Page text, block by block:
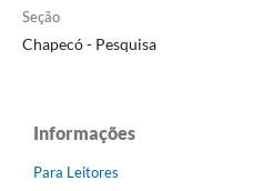
Seção
Chapecó - Pesquisa
Informações
Para Leitores